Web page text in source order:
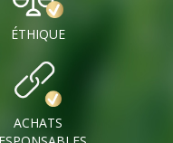
ÉTHIQUE
ACHATS